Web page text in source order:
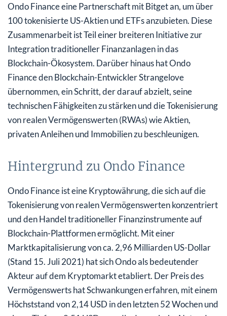
Ondo Finance eine Partnerschaft mit Bitget an, um über
100 tokenisierte US-Aktien und ETFs anzubieten. Diese
Zusammenarbeit ist Teil einer breiteren Initiative zur
Integration traditioneller Finanzanlagen in das
Blockchain-Ökosystem. Darüber hinaus hat Ondo
Finance den Blockchain-Entwickler Strangelove
übernommen, ein Schritt, der darauf abzielt, seine
technischen Fähigkeiten zu stärken und die Tokenisierung
von realen Vermögenswerten (RWAs) wie Aktien,
privaten Anleihen und Immobilien zu beschleunigen.
Hintergrund zu Ondo Finance
Ondo Finance ist eine Kryptowährung, die sich auf die
Tokenisierung von realen Vermögenswerten konzentriert
und den Handel traditioneller Finanzinstrumente auf
Blockchain-Plattformen ermöglicht. Mit einer
Marktkapitalisierung von ca. 2,96 Milliarden US-Dollar
(Stand 15. Juli 2021) hat sich Ondo als bedeutender
Akteur auf dem Kryptomarkt etabliert. Der Preis des
Vermögenswerts hat Schwankungen erfahren, mit einem
Höchststand von 2,14 USD in den letzten 52 Wochen und